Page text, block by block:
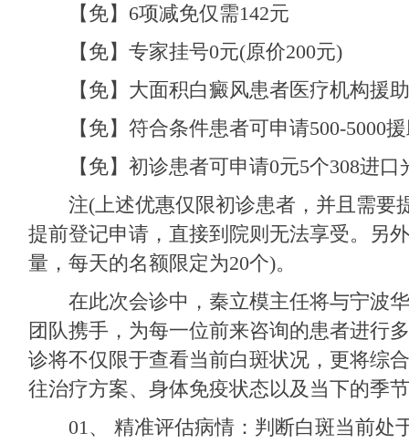
【免】6项减免仅需142元
【免】专家挂号0元(原价200元)
【免】大面积白癜风患者医疗机构援助
【免】符合条件患者可申请500-5000
【免】初诊患者可申请0元5个308进口
注(上述优惠仅限初诊患者，并且需要
提前登记申请，直接到院则无法享受。另
量，每天的名额限定为20个)。
在此次会诊中，秦立模主任将与宁波华
团队携手，为每一位前来咨询的患者进行
诊将不仅限于查看当前白斑状况，更将综
往治疗方案、身体免疫状态以及当下的季
01、 精准评估病情：判断白斑当前处